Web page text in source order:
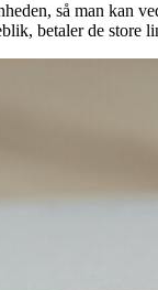
så man kan
betaler de store